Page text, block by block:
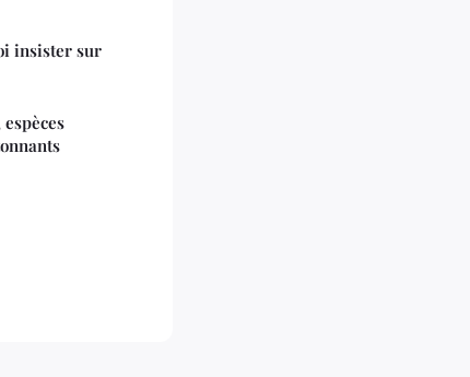
insister sur